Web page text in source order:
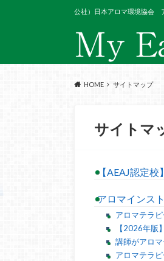
公社）日本アロマ環境協会
HOME サイトマップ
サイトマ
【AEAJ認定
アロマインス
アロマテラ
【2026年版
講師がアロ
アロマテラ